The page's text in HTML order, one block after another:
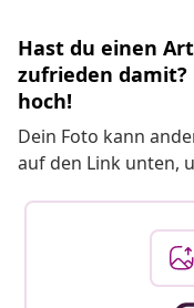
Hast du einen
zufrieden damit?
hoch!
Dein Foto kann
auf den Link unten,